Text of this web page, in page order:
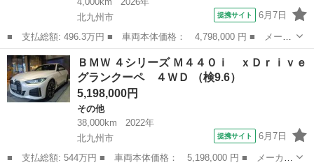
北九州市
提携サイト 6月7日
■ 支払総額: 496.3万円 ■ 車両本体価格： 4,798,000 円 ■ メーカ
ー名： ＢＭＷ ■ 車種名： ２シリーズ ■ グレード名： ２１８
ｉアクティブツアラー 認定中古車 ＡｐｐｌｅＣａｒＰｌａｙ 全
方位カメ...
福岡 北九州市
ＢＭＷ ４シリーズ Ｍ４４０ｉ ｘＤｒｉｖｅ
グランクーペ ４ＷＤ （検9.6）
5,198,000円
その他
38,000km
2022年
北九州市
提携サイト 6月7日
■ 支払総額: 544万円 ■ 車両本体価格： 5,198,000 円 ■ メーカー